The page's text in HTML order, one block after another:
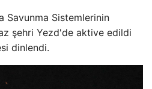
Savunma Sistemlerinin
şehri Yezd'de aktive edildi
dinlendi.